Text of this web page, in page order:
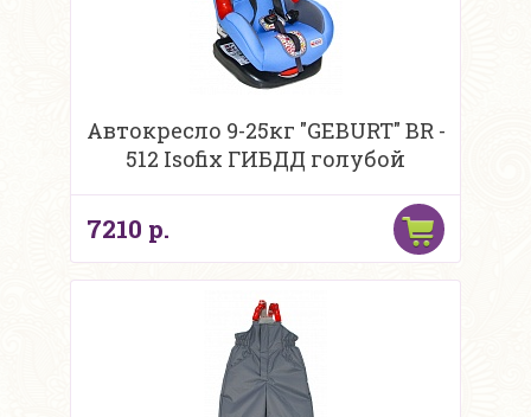
Автокресло 9-25кг "GEBURT" BR -
512 Isofix ГИБДД голубой
7210 р.